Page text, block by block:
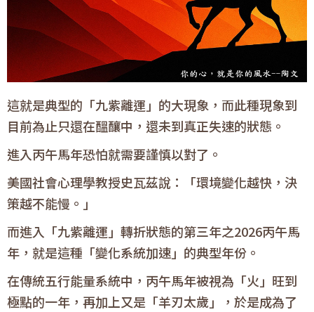
這就是典型的「九紫離運」的大現象，而此種現象到
目前為止只還在醞釀中，還未到真正失速的狀態。
進入丙午馬年恐怕就需要謹慎以對了。
美國社會心理學教授史瓦茲說：「環境變化越快，決
策越不能慢。」
而進入「九紫離運」轉折狀態的第三年之2026丙午馬
年，就是這種「變化系統加速」的典型年份。
在傳統五行能量系統中，丙午馬年被視為「火」旺到
極點的一年，再加上又是「羊刃太歲」，於是成為了